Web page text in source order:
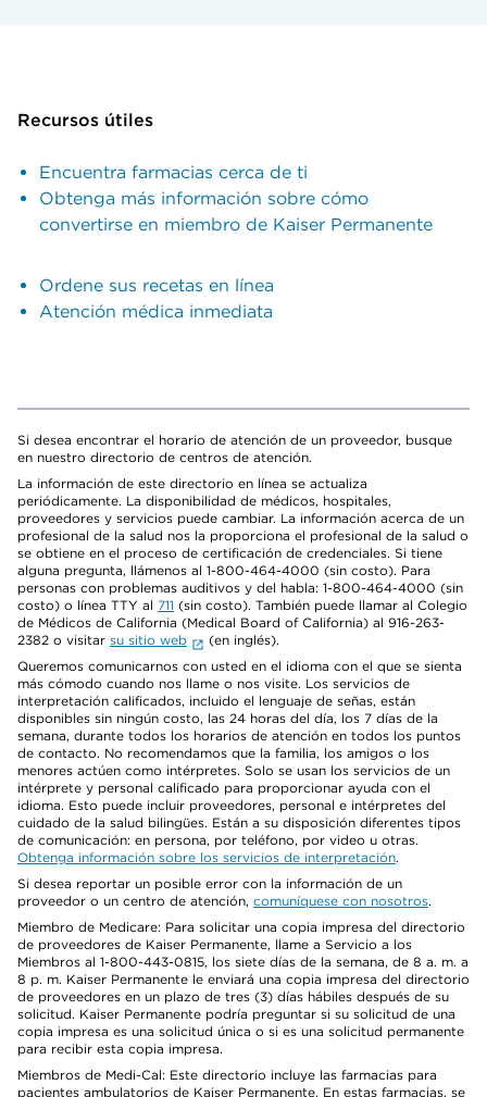
Recursos útiles
Encuentra farmacias cerca de ti
Obtenga más información sobre cómo
convertirse en miembro de Kaiser Permanente
Ordene sus recetas en línea
Atención médica inmediata
Si desea encontrar el horario de atención de un proveedor, busque
en nuestro directorio de centros de atención.
La información de este directorio en línea se actualiza
periódicamente. La disponibilidad de médicos, hospitales,
proveedores y servicios puede cambiar. La información acerca de un
profesional de la salud nos la proporciona el profesional de la salud o
se obtiene en el proceso de certificación de credenciales. Si tiene
alguna pregunta, llámenos al 1-800-464-4000 (sin costo). Para
personas con problemas auditivos y del habla: 1-800-464-4000 (sin
costo) o línea TTY al 711 (sin costo). También puede llamar al Colegio
de Médicos de California (Medical Board of California) al 916-263-
2382 o visitar su sitio web
(en inglés).
Queremos comunicarnos con usted en el idioma con el que se sienta
más cómodo cuando nos llame o nos visite. Los servicios de
interpretación calificados, incluido el lenguaje de señas, están
disponibles sin ningún costo, las 24 horas del día, los 7 días de la
semana, durante todos los horarios de atención en todos los puntos
de contacto. No recomendamos que la familia, los amigos o los
menores actúen como intérpretes. Solo se usan los servicios de un
intérprete y personal calificado para proporcionar ayuda con el
idioma. Esto puede incluir proveedores, personal e intérpretes del
cuidado de la salud bilingües. Están a su disposición diferentes tipos
de comunicación: en persona, por teléfono, por video u otras.
Obtenga información sobre los servicios de interpretación.
Si desea reportar un posible error con la información de un
proveedor o un centro de atención, comuníquese con nosotros.
Miembro de Medicare: Para solicitar una copia impresa del directorio
de proveedores de Kaiser Permanente, llame a Servicio a los
Miembros al 1-800-443-0815, los siete días de la semana, de 8 a. m. a
8 p. m. Kaiser Permanente le enviará una copia impresa del directorio
de proveedores en un plazo de tres (3) días hábiles después de su
solicitud. Kaiser Permanente podría preguntar si su solicitud de una
copia impresa es una solicitud única o si es una solicitud permanente
para recibir esta copia impresa.
Miembros de Medi-Cal: Este directorio incluye las farmacias para
pacientes ambulatorios de Kaiser Permanente. En estas farmacias, se